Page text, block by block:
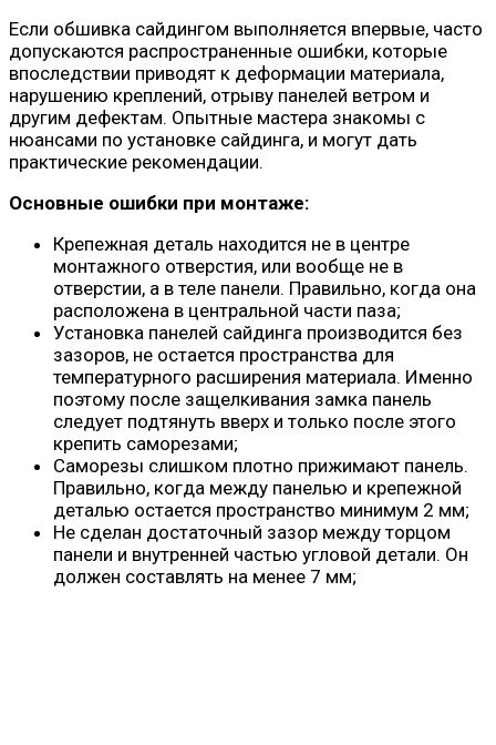
Если обшивка сайдингом выполняется впервые, часто
допускаются распространенные ошибки, которые
впоследствии приводят к деформации материала,
нарушению креплений, отрыву панелей ветром и
другим дефектам. Опытные мастера знакомы с
нюансами по установке сайдинга, и могут дать
практические рекомендации.
Основные ошибки при монтаже:
Крепежная деталь находится не в центре
монтажного отверстия, или вообще не в
отверстии, а в теле панели. Правильно, когда она
расположена в центральной части паза;
Установка панелей сайдинга производится без
зазоров, не остается пространства для
температурного расширения материала. Именно
поэтому после защелкивания замка панель
следует подтянуть вверх и только после этого
крепить саморезами;
Саморезы слишком плотно прижимают панель.
Правильно, когда между панелью и крепежной
деталью остается пространство минимум 2 мм;
Не сделан достаточный зазор между торцом
панели и внутренней частью угловой детали. Он
должен составлять на менее 7 мм;